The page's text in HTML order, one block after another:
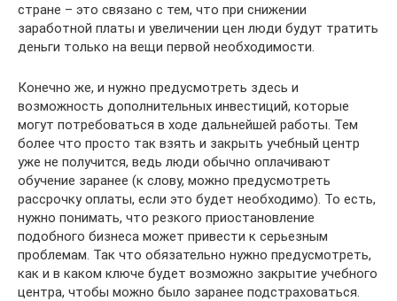
стране – это связано с тем, что при снижении
заработной платы и увеличении цен люди будут тратить
деньги только на вещи первой необходимости.
Конечно же, и нужно предусмотреть здесь и
возможность дополнительных инвестиций, которые
могут потребоваться в ходе дальнейшей работы. Тем
более что просто так взять и закрыть учебный центр
уже не получится, ведь люди обычно оплачивают
обучение заранее (к слову, можно предусмотреть
рассрочку оплаты, если это будет необходимо). То есть,
нужно понимать, что резкого приостановление
подобного бизнеса может привести к серьезным
проблемам. Так что обязательно нужно предусмотреть,
как и в каком ключе будет возможно закрытие учебного
центра, чтобы можно было заранее подстраховаться.